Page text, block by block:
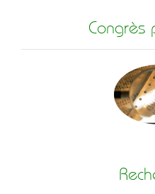
Congrès